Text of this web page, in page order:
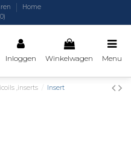
Home
0)
Inloggen Winkelwagen Menu
,inserts Insert